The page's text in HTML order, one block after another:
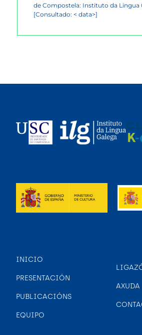
de Compostela: Instituto da Lingua
[Consultado: < data>]
INICIO
PRESENTACIÓN
PUBLICACIÓNS
EQUIPO
AXUDA